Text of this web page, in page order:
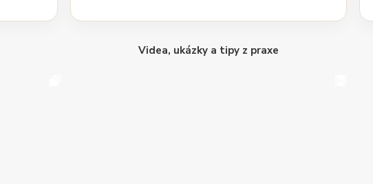
Videa, ukázky a tipy z praxe